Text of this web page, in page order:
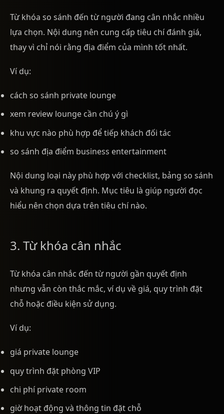
Từ khóa so sánh đến từ người đang cân nhắc nhiều
lựa chọn. Nội dung nên cung cấp tiêu chí đánh giá,
thay vì chỉ nói rằng địa điểm của mình tốt nhất.
Ví dụ:
cách so sánh private lounge
xem review lounge cần chú ý gì
khu vực nào phù hợp để tiếp khách đối tác
so sánh địa điểm business entertainment
Nội dung loại này phù hợp với checklist, bảng so sánh
và khung ra quyết định. Mục tiêu là giúp người đọc
hiểu nên chọn dựa trên tiêu chí nào.
3. Từ khóa cân nhắc
Từ khóa cân nhắc đến từ người gần quyết định
nhưng vẫn còn thắc mắc, ví dụ về giá, quy trình đặt
chỗ hoặc điều kiện sử dụng.
Ví dụ:
giá private lounge
quy trình đặt phòng VIP
chi phí private room
giờ hoạt động và thông tin đặt chỗ